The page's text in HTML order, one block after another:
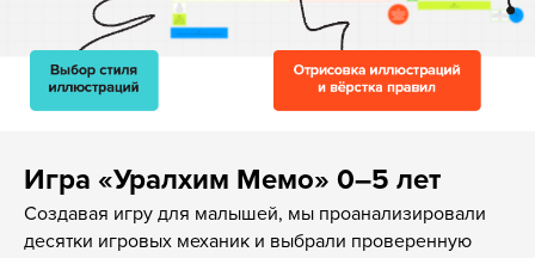
Игра «Уралхим Мемо» 0–5 лет
Создавая игру для малышей, мы проанализировали
десятки игровых механик и выбрали проверенную